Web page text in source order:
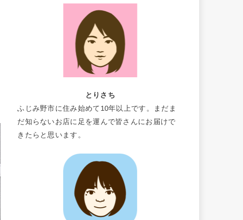
とりさち
ふじみ野市に住み始めて10年以上です。まだま
だ知らないお店に足を運んで皆さんにお届けで
きたらと思います。